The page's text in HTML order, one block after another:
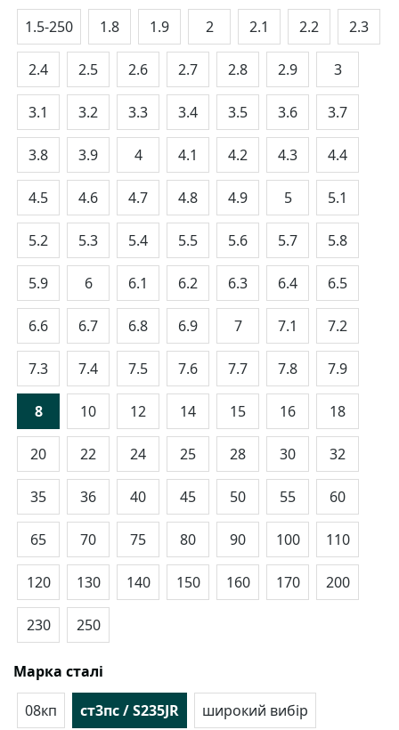
1.5-250
1.8 1.9 2 2.1 2.2 2.3
2.4 2.5 2.6 2.7 2.8 2.9 3
3.1 3.2 3.3 3.4 3.5 3.6 3.7
3.8 3.9 4 4.1 4.2 4.3 4.4
4.5 4.6 4.7 4.8 4.9 5 5.1
5.2 5.3 5.4 5.5 5.6 5.7 5.8
5.9 6 6.1 6.2 6.3 6.4 6.5
6.6 6.7 6.8 6.9 7 7.1 7.2
7.3 7.4 7.5 7.6 7.7 7.8 7.9
8 10 12 14 15 16 18
20 22 24 25 28 30 32
35 36 40 45 50 55 60
65 70 75 80 90 100 110
120 130 140 150 160 170 200
230 250
Марка сталі
08кп
ст3пс / S235JR широкий вибір